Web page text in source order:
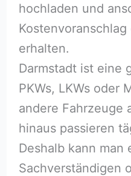
hochladen und
erhalten.
Darmstadt ist eine
PKWs, LKWs oder
andere Fahrzeuge
hinaus passieren
Deshalb kann man
Sachverständigen